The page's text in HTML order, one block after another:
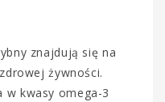
znajdują się na
żywności.
w kwasy omega-3